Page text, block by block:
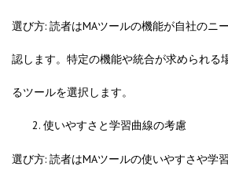
選び方: 読者はMAツールの機能が自社のニ
認します。特定の機能や統合が求められる
るツールを選択します。
使いやすさと学習曲線の考慮
選び方: 読者はMAツールの使いやすさや学